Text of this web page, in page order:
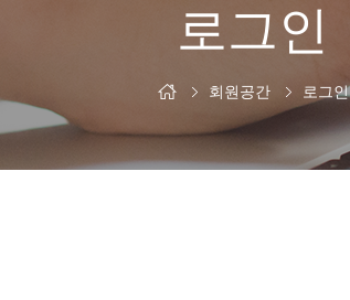
로그인
회원공간 로그인